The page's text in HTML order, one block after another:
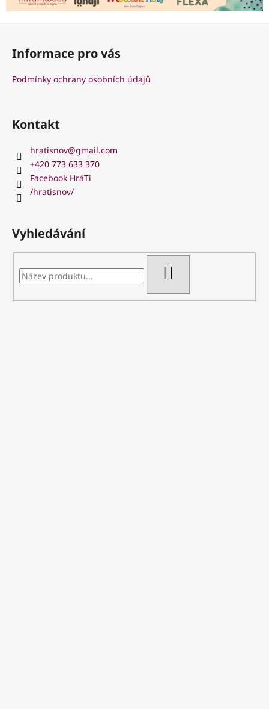
Z
Informace pro vás
Podmínky ochrany osobních údajů
Kontakt
hratisnov@gmail.com
+420 773 633 370
Facebook HráTi
/hratisnov/
Vyhledávání